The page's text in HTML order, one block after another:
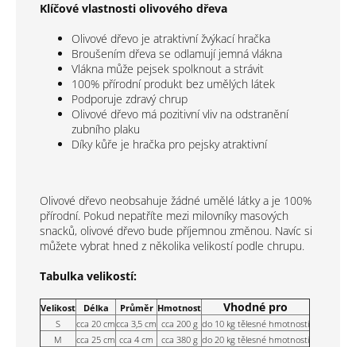
Klíčové vlastnosti olivového dřeva
Olivové dřevo je atraktivní žvýkací hračka
Broušením dřeva se odlamují jemná vlákna
Vlákna může pejsek spolknout a strávit
100% přírodní produkt bez umělých látek
Podporuje zdravý chrup
Olivové dřevo má pozitivní vliv na odstranění
zubního plaku
Díky kůře je hračka pro pejsky atraktivní
Olivové dřevo neobsahuje žádné umělé látky a je 100%
přírodní. Pokud nepatříte mezi milovníky masových
snacků, olivové dřevo bude příjemnou změnou. Navíc si
můžete vybrat hned z několika velikostí podle chrupu.
Tabulka velikostí:
Velikost Délka Průměr Hmotnost Vhodné pro
S cca 20 cmcca 3,5 cm cca 200 g do 10 kg tělesné hmotnosti
M
cca 25 cm cca 4 cm cca 380 g do 20 kg tělesné hmotnosti